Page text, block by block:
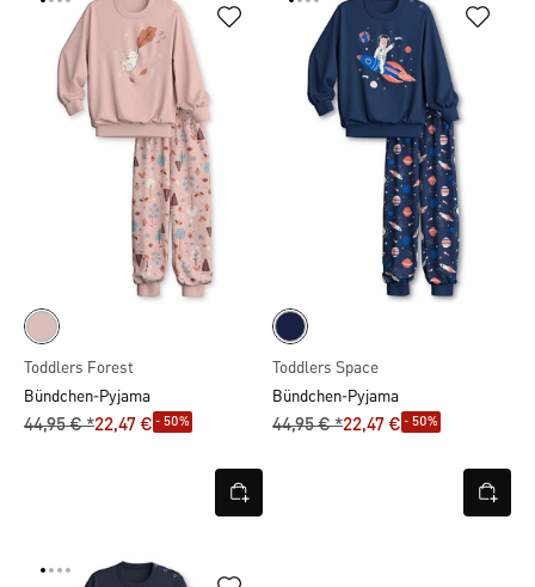
Toddlers Forest
Bündchen-Pyjama
44,95 € *22,47 € - 50%
Toddlers Space
Bündchen-Pyjama
44,95 € *22,47 € - 50%